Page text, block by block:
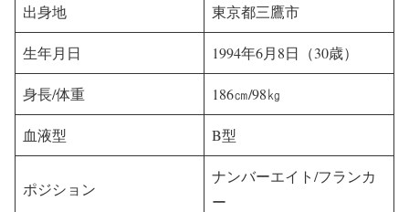
出身地 東京都三鷹市
生年月日 1994年6月8日（30歳）
身長/体重 186㎝/98㎏
血液型 B型
ポジション
ナンバーエイト/フランカ
ー